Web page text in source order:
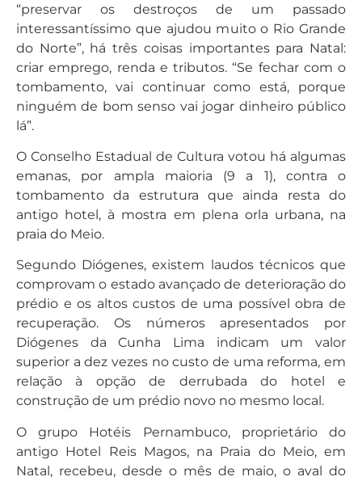
“preservar os destroços de um passado
interessantíssimo que ajudou muito o Rio Grande
do Norte”, há três coisas importantes para Natal:
criar emprego, renda e tributos. “Se fechar com o
tombamento, vai continuar como está, porque
ninguém de bom senso vai jogar dinheiro público
lá”.
O Conselho Estadual de Cultura votou há algumas
emanas, por ampla maioria (9 a 1), contra o
tombamento da estrutura que ainda resta do
antigo hotel, à mostra em plena orla urbana, na
praia do Meio.
Segundo Diógenes, existem laudos técnicos que
comprovam o estado avançado de deterioração do
prédio e os altos custos de uma possível obra de
recuperação. Os números apresentados por
Diógenes da Cunha Lima indicam um valor
superior a dez vezes no custo de uma reforma, em
relação à opção de derrubada do hotel e
construção de um prédio novo no mesmo local.
O grupo Hotéis Pernambuco, proprietário do
antigo Hotel Reis Magos, na Praia do Meio, em
Natal, recebeu, desde o mês de maio, o aval do